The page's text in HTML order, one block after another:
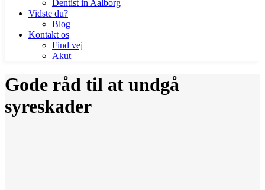
Dentist in Aalborg
Vidste du?
Blog
Kontakt os
Find vej
Akut
Gode råd til at undgå
syreskader